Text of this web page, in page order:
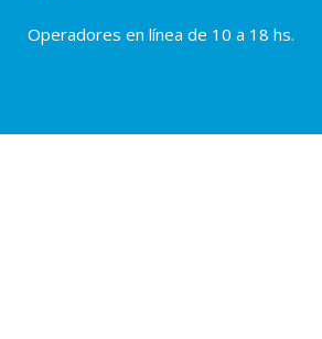
Operadores en línea de 10 a 18 hs.
PROVEEDORES